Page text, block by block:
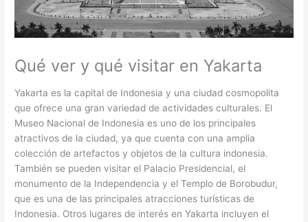
Qué ver y qué visitar en Yakarta
Yakarta es la capital de Indonesia y una ciudad cosmopolita
que ofrece una gran variedad de actividades culturales. El
Museo Nacional de Indonesia es uno de los principales
atractivos de la ciudad, ya que cuenta con una amplia
colección de artefactos y objetos de la cultura indonesia.
También se pueden visitar el Palacio Presidencial, el
monumento de la Independencia y el Templo de Borobudur,
que es una de las principales atracciones turísticas de
Indonesia. Otros lugares de interés en Yakarta incluyen el